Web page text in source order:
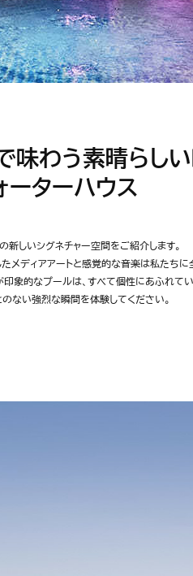
わう素晴らしい
ーターハウス
新しいシグネチャー空間をご紹介します。
ディアアートと感覚的な音楽は私たちに
象的なプールは、すべて個性にあふれてい
ない強烈な瞬間を体験してください。